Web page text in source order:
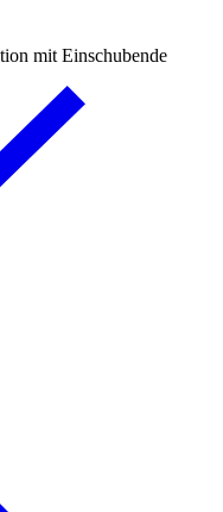
mit Einschubende